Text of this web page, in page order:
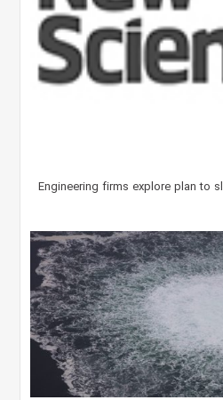
Engineering firms explore plan to